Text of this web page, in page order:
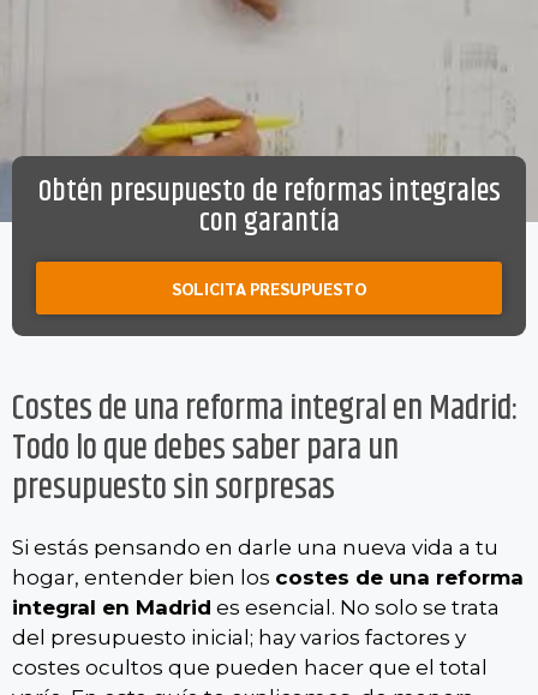
Obtén presupuesto de reformas integrales
con garantía
SOLICITA PRESUPUESTO
Costes de una reforma integral en Madrid:
Todo lo que debes saber para un
presupuesto sin sorpresas
Si estás pensando en darle una nueva vida a tu
hogar, entender bien los costes de una reforma
integral en Madrid es esencial. No solo se trata
del presupuesto inicial; hay varios factores y
costes ocultos que pueden hacer que el total